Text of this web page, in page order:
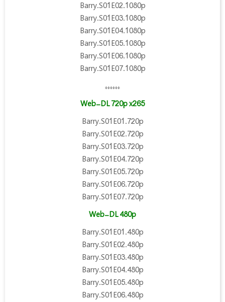
Barry.S01E02.1080p
Barry.S01E03.1080p
Barry.S01E04.1080p
Barry.S01E05.1080p
Barry.S01E06.1080p
Barry.S01E07.1080p
******
Web-DL 720p x265
Barry.S01E01.720p
Barry.S01E02.720p
Barry.S01E03.720p
Barry.S01E04.720p
Barry.S01E05.720p
Barry.S01E06.720p
Barry.S01E07.720p
Web-DL 480p
Barry.S01E01.480p
Barry.S01E02.480p
Barry.S01E03.480p
Barry.S01E04.480p
Barry.S01E05.480p
Barry.S01E06.480p